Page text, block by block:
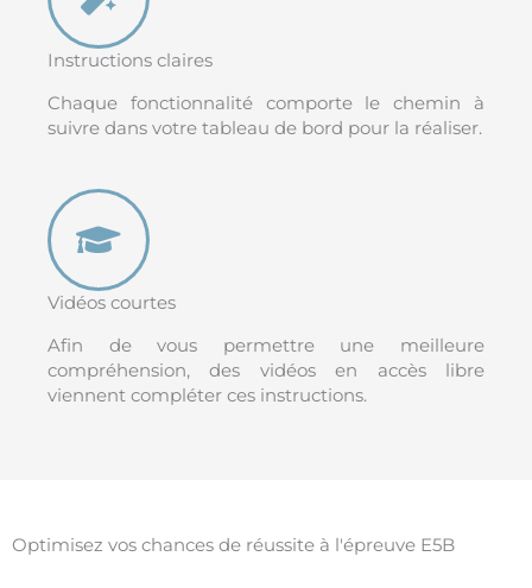
Instructions claires
Chaque fonctionnalité comporte le chemin à
suivre dans votre tableau de bord pour la réaliser.
Vidéos courtes
Afin de vous permettre une meilleure
compréhension, des vidéos en accès libre
viennent compléter ces instructions.
Optimisez vos chances de réussite à l'épreuve E5B